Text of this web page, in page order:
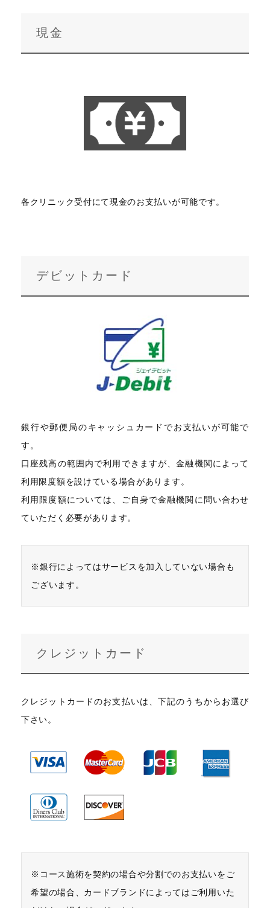
現金
各クリニック受付にて現金のお支払いが可能です。
デビットカード
銀行や郵便局のキャッシュカードでお支払いが可能で
す。
口座残高の範囲内で利用できますが、金融機関によって
利用限度額を設けている場合があります。
利用限度額については、ご自身で金融機関に問い合わせ
ていただく必要があります。
※銀行によってはサービスを加入していない場合も
ございます。
クレジットカード
クレジットカードのお支払いは、下記のうちからお選び
下さい。
※コース施術を契約の場合や分割でのお支払いをご
希望の場合、カードブランドによってはご利用いた